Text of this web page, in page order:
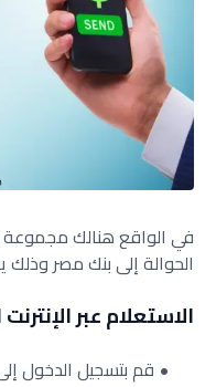
في الواقع هنالك
الحوالة إلى بنك مصر وذلك
الاستعلام عبر
قم بتسجيل الدخول